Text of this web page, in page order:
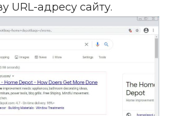
URL-адресу сайту.